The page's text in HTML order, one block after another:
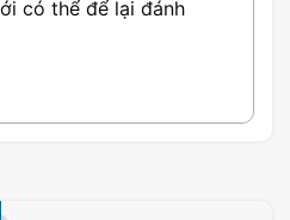
IPS
có thể để lại đánh